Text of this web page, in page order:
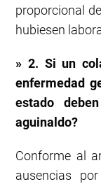
proporcional
hubiesen
» 2. Si un
enfermedad
estado
aguinaldo?
Conforme al
ausencias